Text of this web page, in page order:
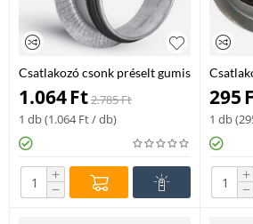
Csatlakozó csonk préselt gumis
ILSL-355
1.064Ft2.785Ft
1 db (1.064Ft/ db)
+
−
SEAL
295
1 db (
+
−